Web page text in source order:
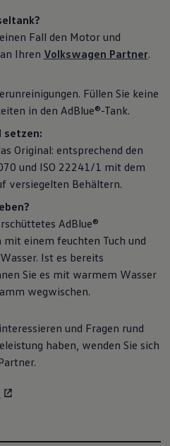
Fall den Motor und
Ihren Volkswagen Partner.
Füllen Sie keine
in den AdBlue®-Tank.
setzen:
Original: entsprechend den
und ISO 22241/1 mit dem
versiegelten Behältern.
AdBlue®
einem feuchten Tuch und
Ist es bereits
Sie es mit warmem Wasser
wegwischen.
interessieren und Fragen rund
haben, wenden Sie sich